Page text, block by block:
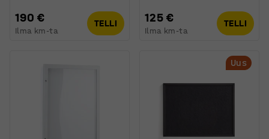
190 €
Ilma km-ta
TELLI 125 €
Ilma km-ta
TELLI
Uus